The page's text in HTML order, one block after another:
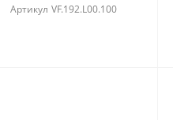
Артикул VF.192.L00.100